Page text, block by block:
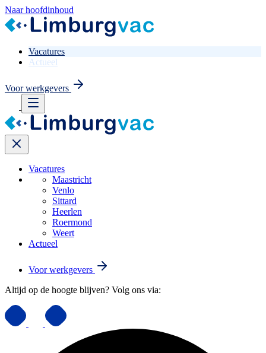
Naar hoofdinhoud
Vacatures
Actueel
Voor werkgevers
Vacatures
Maastricht
Venlo
Sittard
Heerlen
Roermond
Weert
Actueel
Voor werkgevers
Altijd op de hoogte blijven? Volg ons via: